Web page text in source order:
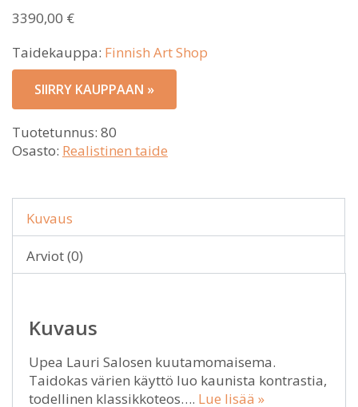
3390,00 €
Taidekauppa: Finnish Art Shop
SIIRRY KAUPPAAN »
Tuotetunnus: 80
Osasto: Realistinen taide
Kuvaus
Arviot (0)
Kuvaus
Upea Lauri Salosen kuutamomaisema.
Taidokas värien käyttö luo kaunista kontrastia,
todellinen klassikkoteos…. Lue lisää »